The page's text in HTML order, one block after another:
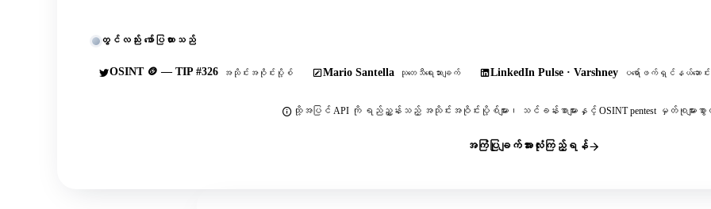
တွင်လည်း ဖော်ပြထားသည်
OSINT 🪙 — TIP #326 အသိုင်းအဝိုင်းပို့စ် Mario Santella သုတေသီရေးသားချက် LinkedIn Pulse · Varshney ပရော်ဖက်ရှင်နယ်ဆောင်းပ
ထို့အပြင် API ကို ရည်ညွှန်းသည့် အသိုင်းအဝိုင်းပို့စ်များ၊ သင်ခန်းစာများနှင့် OSINT pentest မှတ်စုများ
အကြံပြုချက်အားလုံးကြည့်ရန်